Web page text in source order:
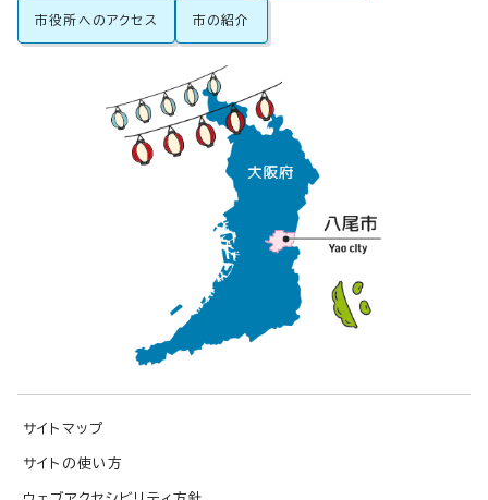
市役所へのアクセス 市の紹介
サイトマップ
サイトの使い方